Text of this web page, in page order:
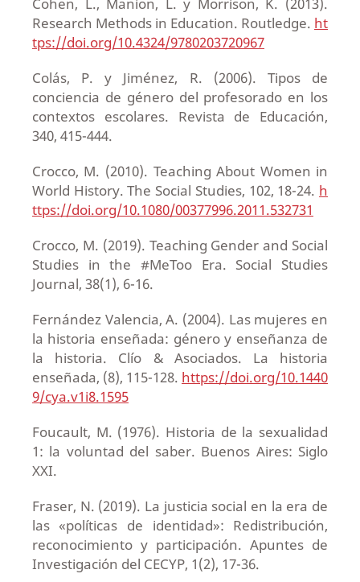
Research Methods in Education. Routledge. ht
tps://doi.org/10.4324/9780203720967
Colás, P. y Jiménez, R. (2006). Tipos de
conciencia de género del profesorado en los
contextos escolares. Revista de Educación,
340, 415-444.
Crocco, M. (2010). Teaching About Women in
World History. The Social Studies, 102, 18-24. h
ttps://doi.org/10.1080/00377996.2011.532731
Crocco, M. (2019). Teaching Gender and Social
Studies in the #MeToo Era. Social Studies
Journal, 38(1), 6-16.
Fernández Valencia, A. (2004). Las mujeres en
la historia enseñada: género y enseñanza de
la historia. Clío & Asociados. La historia
enseñada, (8), 115-128. https://doi.org/10.1440
9/cya.v1i8.1595
Foucault, M. (1976). Historia de la sexualidad
1: la voluntad del saber. Buenos Aires: Siglo
XXI.
Fraser, N. (2019). La justicia social en la era de
las «políticas de identidad»: Redistribución,
reconocimiento y participación. Apuntes de
Investigación del CECYP, 1(2), 17-36.